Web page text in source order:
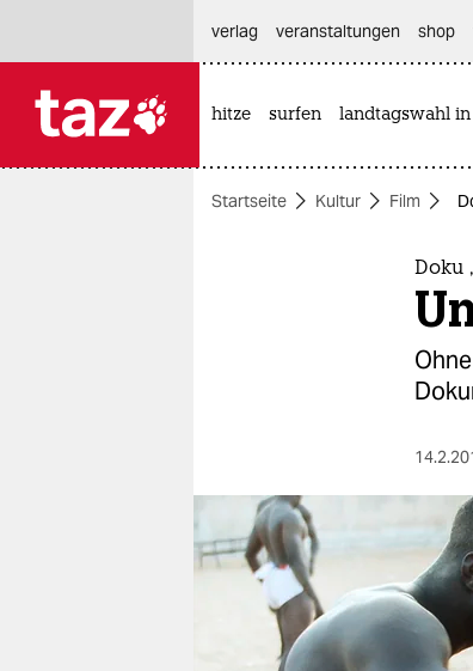
themen
berlin
nord
wahrheit
verlag
veranstaltungen shop
hitze surfen landtagswahl
Startseite Kultur Film
Doku